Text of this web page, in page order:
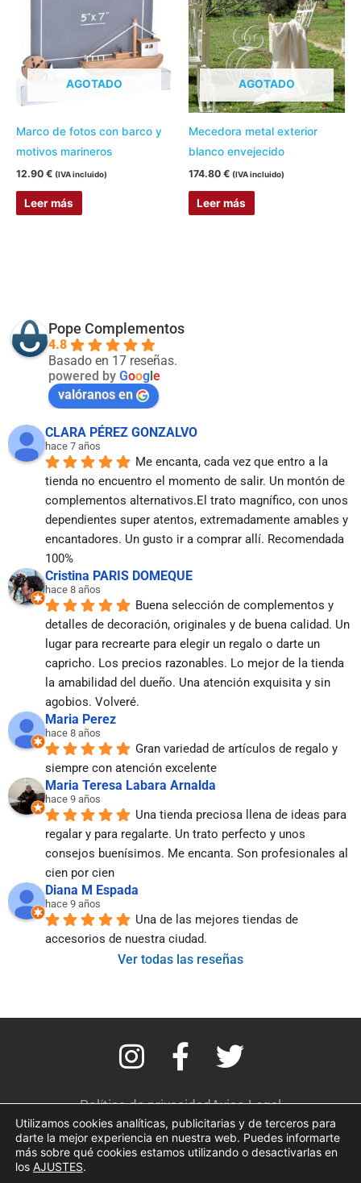
AGOTADO
Marco de fotos con barco y
motivos marineros
12.90 € (IVA incluido)
Leer más
AGOTADO
Mecedora metal exterior
blanco envejecido
174.80 € (IVA incluido)
Leer más
Pope Complementos
4.8
Basado en 17 reseñas.
powered by Google
valóranos en
CLARA PÉREZ GONZALVO
hace 7 años
Me encanta, cada vez que entro a la
tienda no encuentro el momento de salir. Un montón de
complementos alternativos.El trato magnífico, con unos
dependientes super atentos, extremadamente amables y
encantadores. Un gusto ir a comprar allí. Recomendada
100%
Cristina PARIS DOMEQUE
hace 8 años
Buena selección de complementos y
detalles de decoración, originales y de buena calidad. Un
lugar para recrearte para elegir un regalo o darte un
capricho. Los precios razonables. Lo mejor de la tienda
la amabilidad del dueño. Una atención exquisita y sin
agobios. Volveré.
Maria Perez
hace 8 años
Gran variedad de artículos de regalo y
siempre con atención excelente
Maria Teresa Labara Arnalda
hace 9 años
Una tienda preciosa llena de ideas para
regalar y para regalarte. Un trato perfecto y unos
consejos buenísimos. Me encanta. Son profesionales al
cien por cien
Diana M Espada
hace 9 años
Una de las mejores tiendas de
accesorios de nuestra ciudad.
Ver todas las reseñas
I
s
t
a
F
c
e
b
T
i
t
t
Política de privacidadAviso Legal
Términos y condicionesPolítica de cookies
Utilizamos cookies analíticas, publicitarias y de terceros para
darte la mejor experiencia en nuestra web. Puedes informarte
más sobre qué cookies estamos utilizando o desactivarlas en
los AJUSTES.